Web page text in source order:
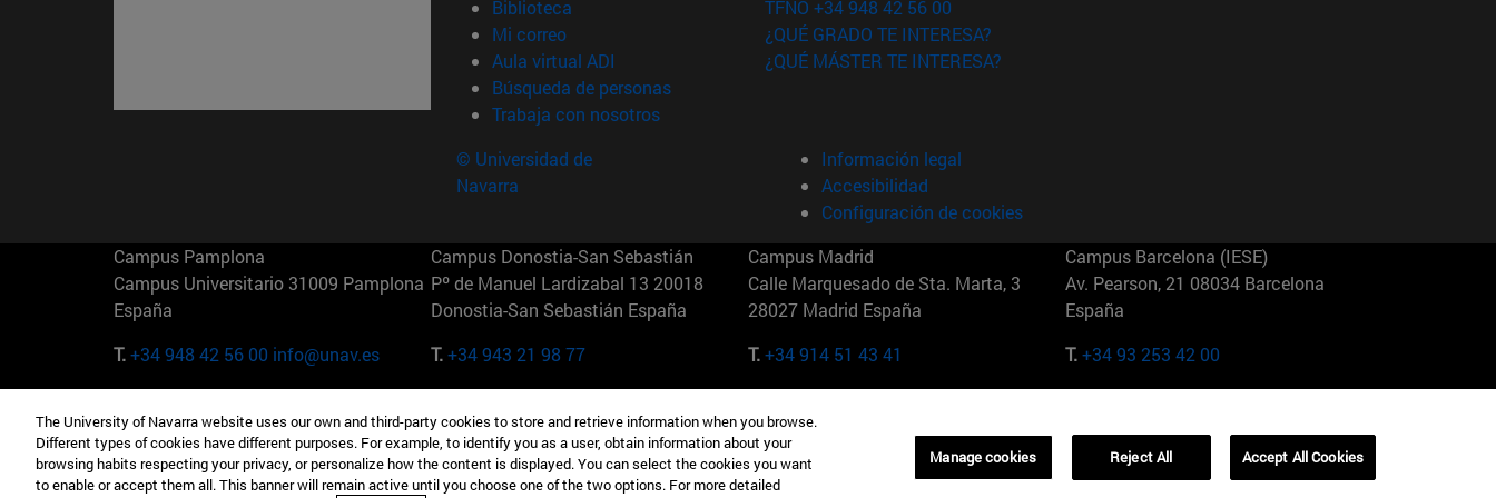
Biblioteca (abre en nueva ventana)
Mi correo(abre en nueva ventana)
Aula virtual ADI (abre en nueva ventana)
Búsqueda de personas(abre en nueva ventana)
Trabaja con nosotros(abre en nueva ventana)
TFNO +34 948 42 56 00
¿QUÉ GRADO TE INTERESA?
¿QUÉ MÁSTER TE INTERESA?
© Universidad de
Navarra
Información legal
Accesibilidad
Configuración de cookies
Campus Pamplona
Campus Universitario 31009 Pamplona
España
T.+34 948 42 56 00 info@unav.es
Campus Donostia-San Sebastián
Pº de Manuel Lardizabal 13 20018
Donostia-San Sebastián España
T.+34 943 21 98 77
Campus Madrid
Calle Marquesado de Sta. Marta, 3
28027 Madrid España
T.+34 914 51 43 41
Campus Barcelona (IESE)
Av. Pearson, 21 08034 Barcelona
España
T.+34 93 253 42 00
Camino del Cerro Águila 3 28023
Madrid España
165 W 57th St 10019-2201 Nueva York
EE.UU
Maria-Theresia-Straße 15 81675
Múnich Alemania
01321001 Bela Vista Brasil
The University of Navarra website uses our own and third-party cookies to store and retrieve information when you browse.
Different types of cookies have different purposes. For example, to identify you as a user, obtain information about your
browsing habits respecting your privacy, or personalize how the content is displayed. You can select the cookies you want
to enable or accept them all. This banner will remain active until you choose one of the two options. For more detailed
Manage cookies Reject All Accept All Cookies